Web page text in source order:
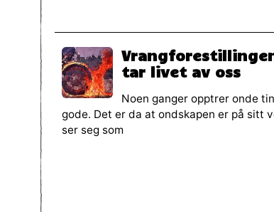
tar livet av oss
Noen ganger opptrer onde
gode. Det er da at ondskapen er på sitt
ser seg som